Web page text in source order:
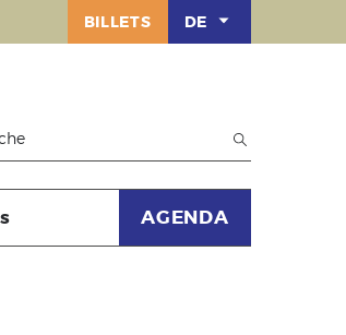
DE
BILLETS
AGENDA